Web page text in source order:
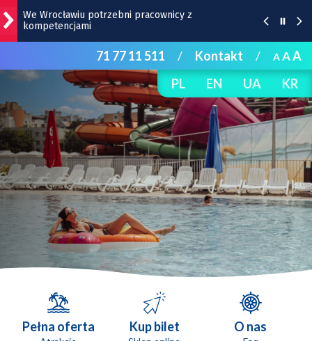
We Wrocławiu potrzebni pracownicy z
kompetencjami
Ten budynek z wyjątkową przedwojenną mozaiką
zostanie wyremontowany
UPWr będzie kształcić projektantów „miast
przyszłości”
Zdjęcia kibiców z meczu Śląsk Wrocław - Cracovia
Zaśpiewali dla bohaterów Powstania Warszawskiego
71 77 11 511 / Kontakt / AAA
PL
EN UA KR
Pełna oferta Kup bilet O nas